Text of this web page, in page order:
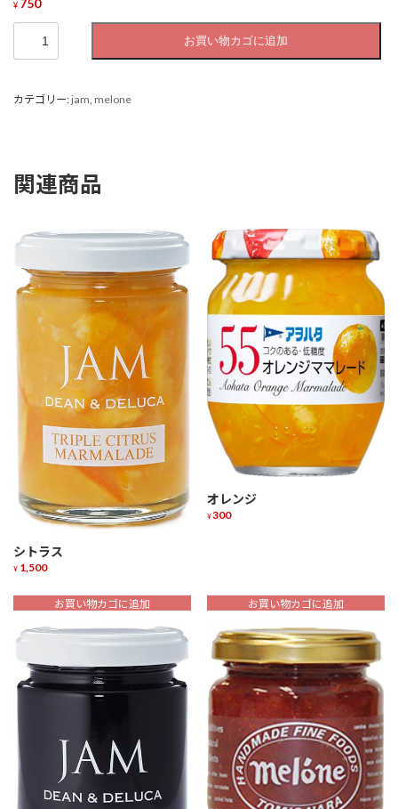
¥
個
お買い物カゴに追加
カテゴリー:jam melone
関連商品
シトラス
¥ 1,500
お買い物カゴに追加
オレンジ
¥300
お買い物カゴに追加